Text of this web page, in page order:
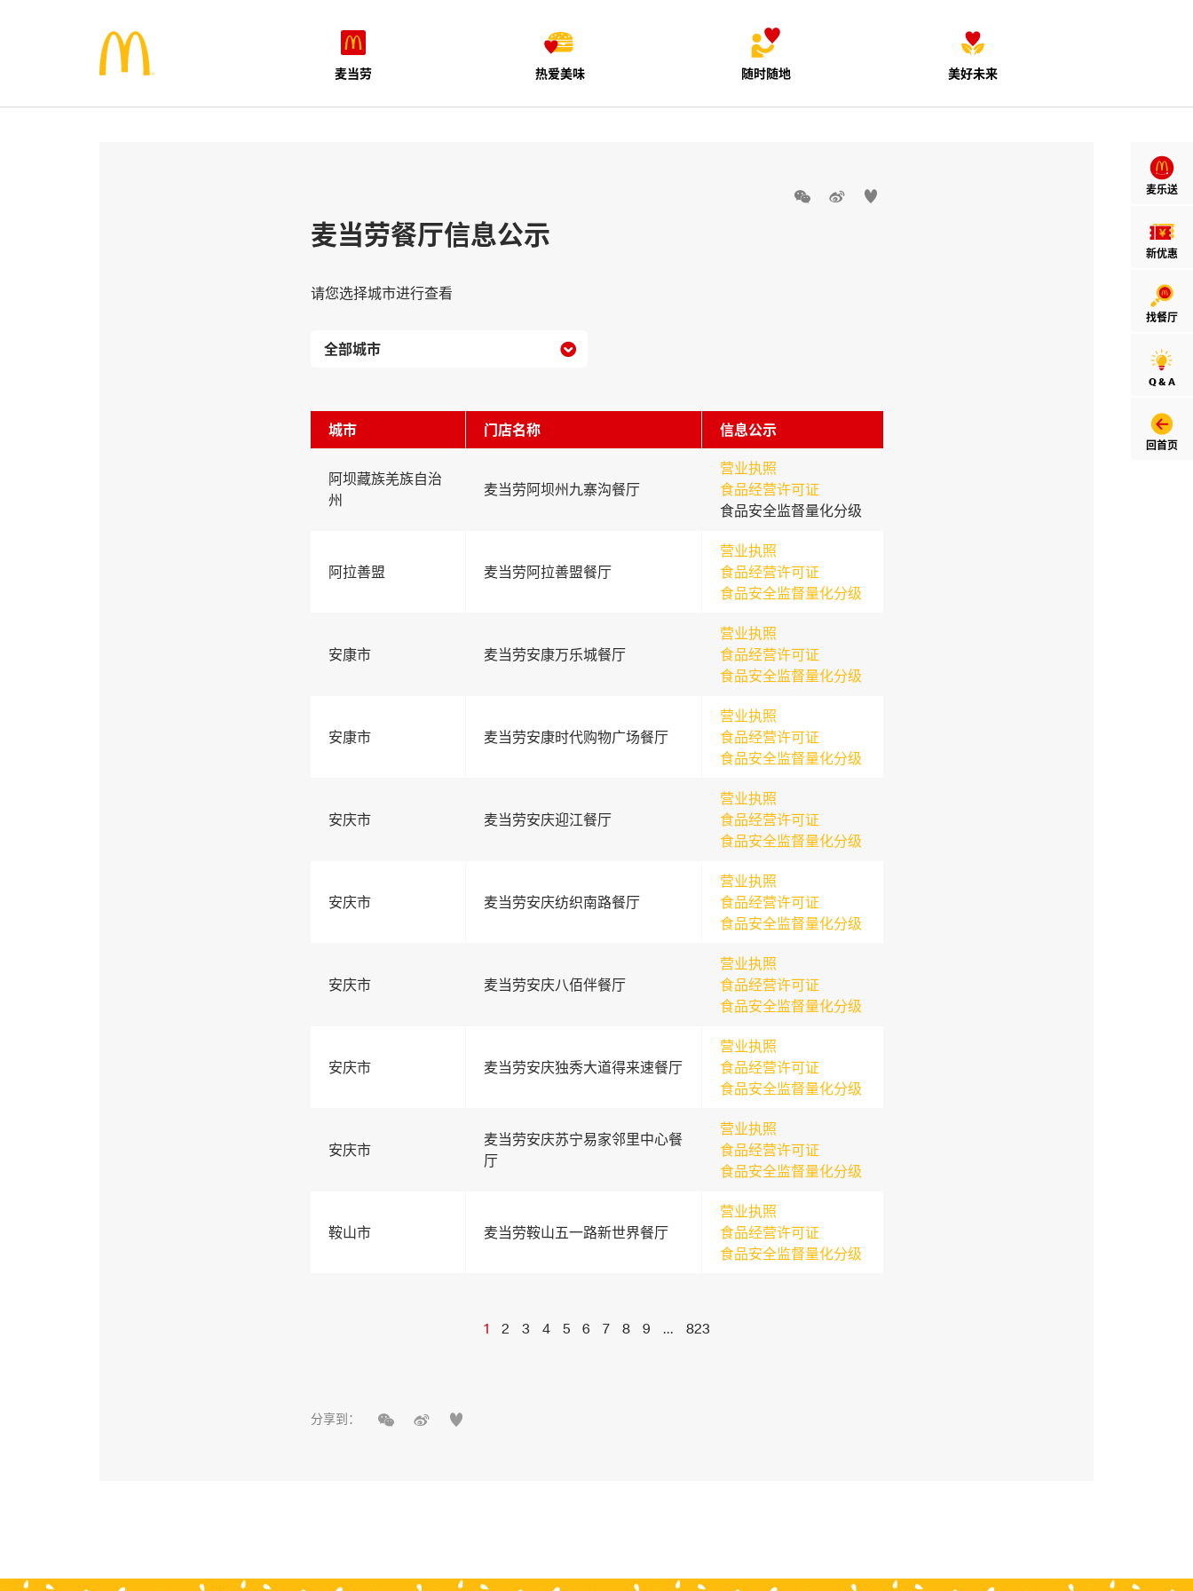
麦当劳 热爱美味 随时随地 美好未来
麦乐送
新优惠
找餐厅
Q & A
回首页
  
麦当劳餐厅信息公示
请您选择城市进行查看

城市 门店名称 信息公示
阿坝藏族羌族自治
州
麦当劳阿坝州九寨沟餐厅
营业执照
食品经营许可证
食品安全监督量化分级
阿拉善盟 麦当劳阿拉善盟餐厅
营业执照
食品经营许可证
食品安全监督量化分级
安康市 麦当劳安康万乐城餐厅
营业执照
食品经营许可证
食品安全监督量化分级
安康市 麦当劳安康时代购物广场餐厅
营业执照
食品经营许可证
食品安全监督量化分级
安庆市 麦当劳安庆迎江餐厅
营业执照
食品经营许可证
食品安全监督量化分级
安庆市 麦当劳安庆纺织南路餐厅
营业执照
食品经营许可证
食品安全监督量化分级
安庆市 麦当劳安庆八佰伴餐厅
营业执照
食品经营许可证
食品安全监督量化分级
安庆市 麦当劳安庆独秀大道得来速餐厅
营业执照
食品经营许可证
食品安全监督量化分级
安庆市
麦当劳安庆苏宁易家邻里中心餐
厅
营业执照
食品经营许可证
食品安全监督量化分级
鞍山市 麦当劳鞍山五一路新世界餐厅
营业执照
食品经营许可证
食品安全监督量化分级
1 2 3 4 5 6 7 8 9 ... 823
分享到：   